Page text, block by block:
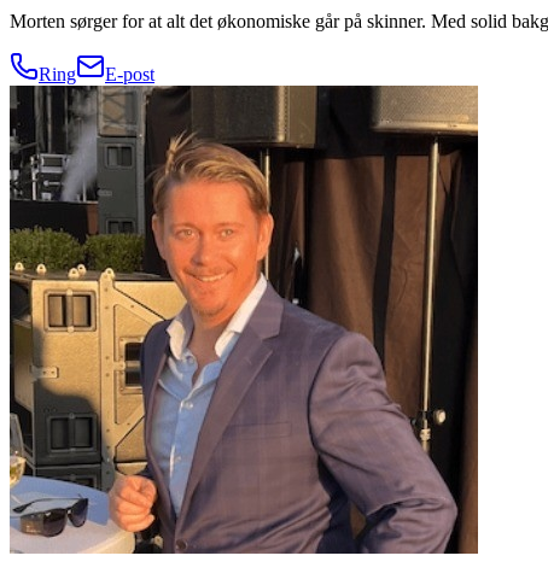
Morten sørger for at alt det økonomiske går på skinner. Med solid
Ring E-post